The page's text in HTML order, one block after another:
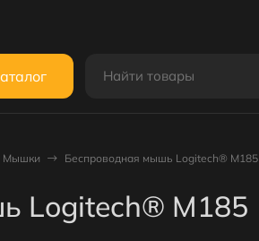
Мышки Беспроводная мышь Logitech® M185
Logitech® M185